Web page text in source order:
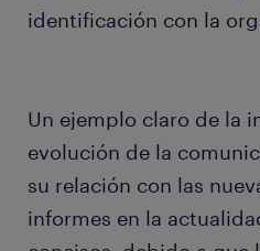
identificación con la
Un ejemplo claro de la
evolución de la
su relación con las
informes en la